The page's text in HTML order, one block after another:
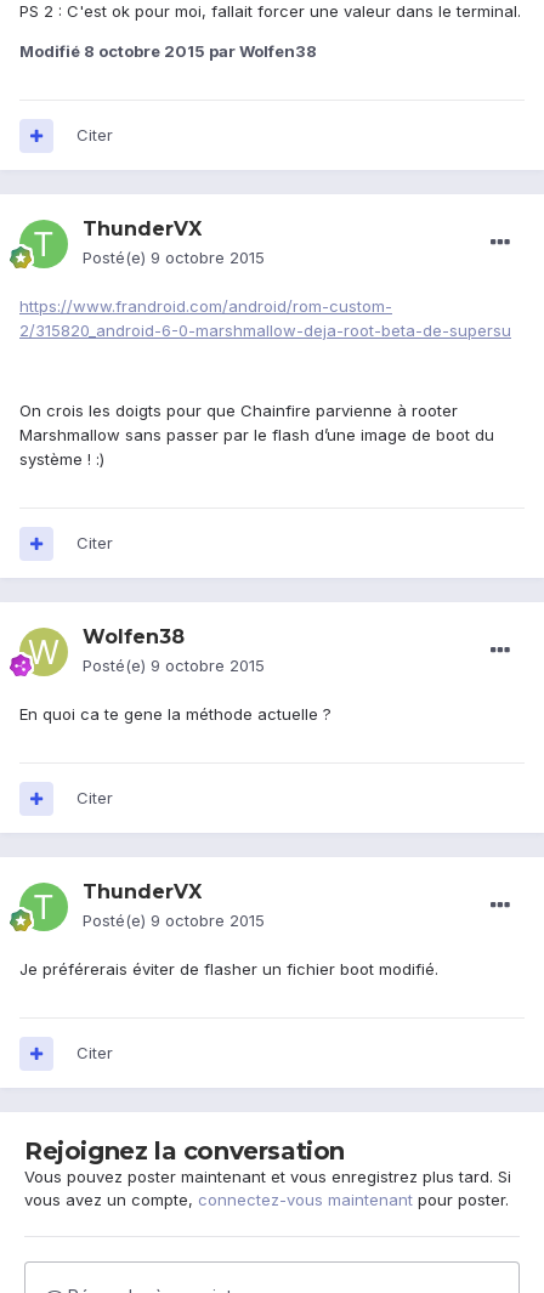
PS 2 : C'est ok pour moi, fallait forcer une valeur dans le terminal.
Modifié 8 octobre 2015 par Wolfen38
Citer
ThunderVX
Posté(e) 9 octobre 2015
https://www.frandroid.com/android/rom-custom-
2/315820_android-6-0-marshmallow-deja-root-beta-de-supersu
On crois les doigts pour que Chainfire parvienne à rooter
Marshmallow sans passer par le flash d’une image de boot du
système ! :)
Citer
Wolfen38
Posté(e) 9 octobre 2015
En quoi ca te gene la méthode actuelle ?
Citer
ThunderVX
Posté(e) 9 octobre 2015
Je préférerais éviter de flasher un fichier boot modifié.
Citer
Rejoignez la conversation
Vous pouvez poster maintenant et vous enregistrez plus tard. Si
vous avez un compte, connectez-vous maintenant pour poster.